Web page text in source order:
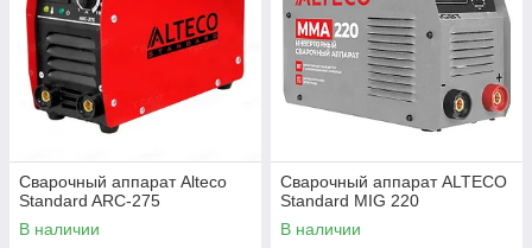
Сварочный аппарат Alteco
Standard ARC-275
В наличии
Сварочный аппарат ALTECO
Standard MIG 220
В наличии